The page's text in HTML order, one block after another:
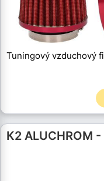
Tuningový vzduchový
K2 ALUCHROM